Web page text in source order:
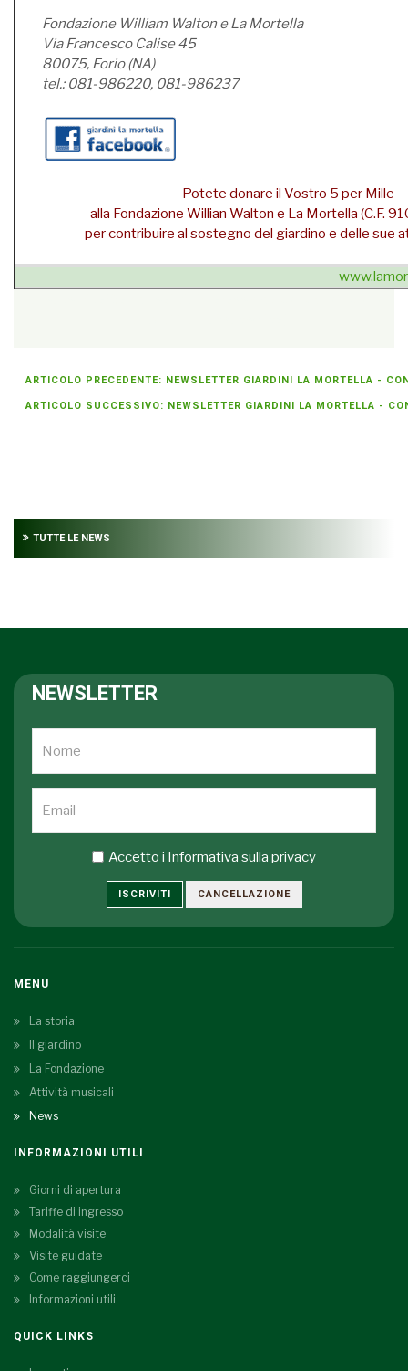
Fondazione William Walton e La Mortella
Via Francesco Calise 45
80075, Forio (NA)
tel.: 081-986220, 081-986237
Potete donare il Vostro 5 per Mille
alla Fondazione Willian Walton e La Mortella (C.F.
per contribuire al sostegno del giardino e delle sue
ARTICOLO PRECEDENTE: NEWSLETTER GIARDINI LA MORTELLA -
ARTICOLO SUCCESSIVO: NEWSLETTER GIARDINI LA MORTELLA -
TUTTE LE NEWS
NEWSLETTER
Accetto i Informativa sulla privacy
ISCRIVITI CANCELLAZIONE
MENU
La storia
Il giardino
La Fondazione
Attività musicali
News
INFORMAZIONI UTILI
Giorni di apertura
Tariffe di ingresso
Modalità visite
Visite guidate
Come raggiungerci
Informazioni utili
QUICK LINKS